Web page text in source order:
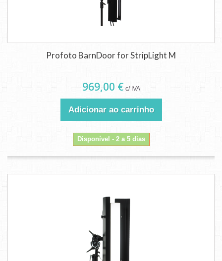
Profoto BarnDoor for StripLight M
969,00 € c/ IVA
Adicionar ao carrinho
Disponível - 2 a 5 dias